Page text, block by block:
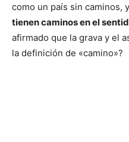
como un país sin caminos,
tienen caminos en el
afirmado que la grava y el
la definición de «camino»?